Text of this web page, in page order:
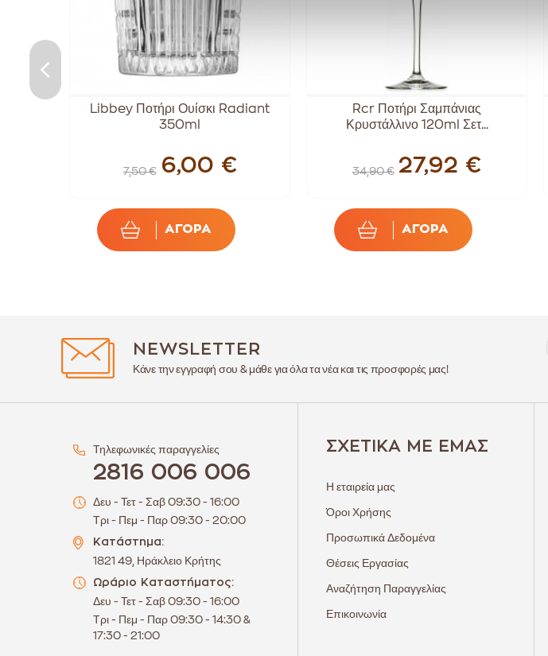
Libbey Ποτήρι Ουίσκι Radiant
350ml
7,50 € 6,00 €
ΑΓΟΡΑ
Rcr Ποτήρι Σαμπάνιας
Κρυστάλλινο 120ml Σετ...
34,90 € 27,92 €
ΑΓΟΡΑ
NEWSLETTER
Κάνε την εγγραφή σου & μάθε για όλα τα νέα και τις προσφορές μας!
Τηλεφωνικές παραγγελίες
2816 006 006
Δευ - Τετ - Σαβ 09:30 - 16:00
Τρι - Πεμ - Παρ 09:30 - 20:00
Κατάστημα:
1821 49, Ηράκλειο Κρήτης
Ωράριο Καταστήματος:
Δευ - Τετ - Σαβ 09:30 - 16:00
Τρι - Πεμ - Παρ 09:30 - 14:30 &
17:30 - 21:00
ΣΧΕΤΙΚΆ ΜΕ ΕΜΆΣ
Η εταιρεία μας
Όροι Χρήσης
Προσωπικά Δεδομένα
Θέσεις Εργασίας
Αναζήτηση Παραγγελίας
Επικοινωνία